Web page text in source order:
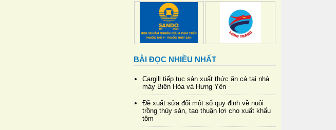
BÀI ĐỌC NHIỀU NHẤT
Cargill tiếp tục sản xuất thức ăn cá tại nhà
máy Biên Hòa và Hưng Yên
Đề xuất sửa đổi một số quy định về nuôi
trồng thủy sản, tạo thuận lợi cho xuất khẩu
tôm